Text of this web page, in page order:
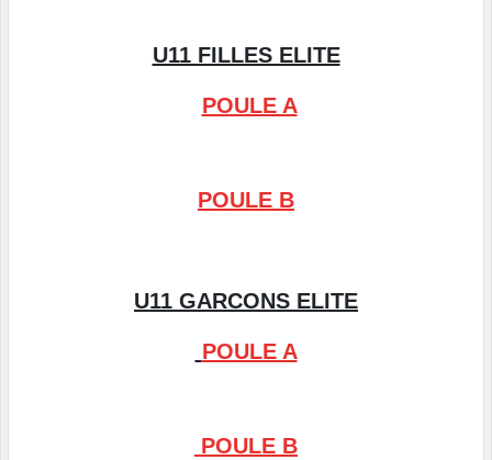
U11 FILLES ELITE
POULE A
POULE B
U11 GARCONS ELITE
POULE A
POULE B